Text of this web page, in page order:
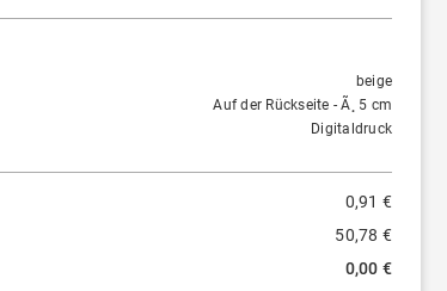
beige
Auf der Rückseite - Ã¸ 5 cm
Digitaldruck
0,91 €
50,78 €
0,00 €